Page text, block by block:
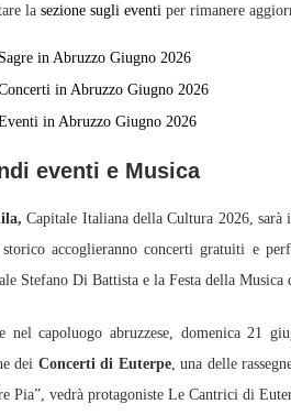
la sezione sugli eventi per rimanere
Sagre in Abruzzo Giugno 2026
in Abruzzo Giugno 2026
in Abruzzo Giugno 2026
eventi e Musica
Capitale Italiana della Cultura 2026,
storico accoglieranno concerti gratuiti e
Stefano Di Battista e la Festa della
nel capoluogo abruzzese, domenica 21
dei Concerti di Euterpe, una delle
Pia”, vedrà protagoniste Le Cantrici di